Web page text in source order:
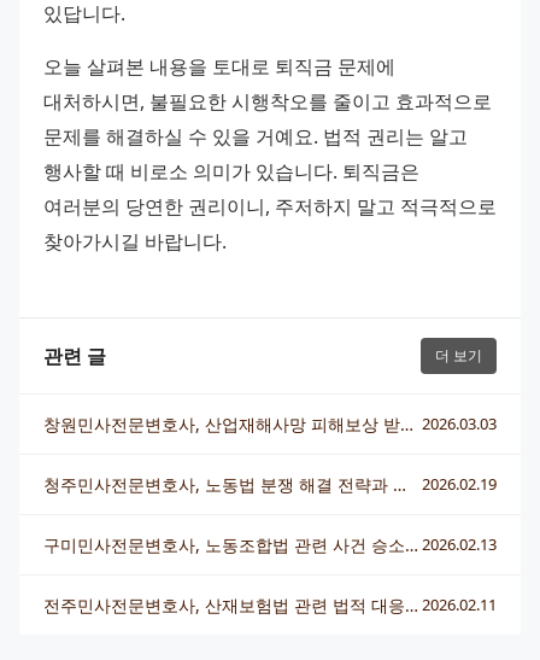
있답니다.
오늘 살펴본 내용을 토대로 퇴직금 문제에
대처하시면, 불필요한 시행착오를 줄이고 효과적으로
문제를 해결하실 수 있을 거예요. 법적 권리는 알고
행사할 때 비로소 의미가 있습니다. 퇴직금은
여러분의 당연한 권리이니, 주저하지 말고 적극적으로
찾아가시길 바랍니다.
관련 글 더 보기
창원민사전문변호사, 산업재해사망 피해보상 받는 방법 알아보기 2026.03.03
청주민사전문변호사, 노동법 분쟁 해결 전략과 상담 포인트 2026.02.19
구미민사전문변호사, 노동조합법 관련 사건 승소 전략 총정리 2026.02.13
전주민사전문변호사, 산재보험법 관련 법적 대응 핵심 총정리 2026.02.11